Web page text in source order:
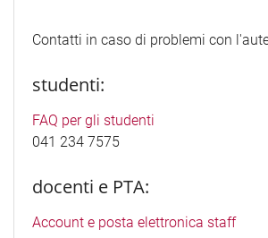
Contatti in caso di problemi con
studenti:
FAQ per gli studenti
041 234 7575
docenti e PTA:
Account e posta elettronica staff